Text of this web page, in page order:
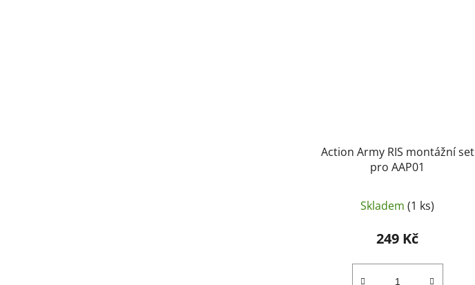
Action Army RIS montážní set
pro AAP01
Skladem(1 ks)
249 Kč